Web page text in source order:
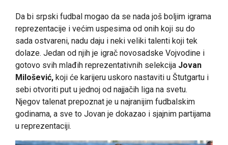
Da bi srpski fudbal mogao da se nada još boljim igrama
reprezentacije i većim uspesima od onih koji su do
sada ostvareni, nadu daju i neki veliki talenti koji tek
dolaze. Jedan od njih je igrač novosadske Vojvodine i
gotovo svih mlađih reprezentativnih selekcija Jovan
Milošević, koji će karijeru uskoro nastaviti u Štutgartu i
sebi otvoriti put u jednoj od najjačih liga na svetu.
Njegov talenat prepoznat je u najranijim fudbalskim
godinama, a sve to Jovan je dokazao i sjajnim partijama
u reprezentaciji.